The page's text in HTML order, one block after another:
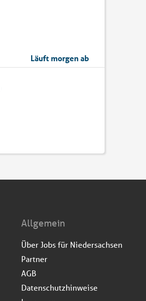
Läuft morgen ab
Allgemein
Über Jobs für Niedersachsen
Partner
AGB
Datenschutzhinweise